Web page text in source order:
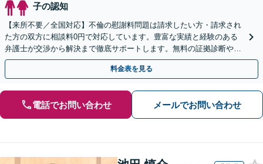
子の認知
【来所不要／全国対応】不倫の慰謝料問題は請求したい方・請求され
た方の双方に相談料0円で対応しています。豊富な実績と経験のある
弁護士が交渉から解決まで徹底サポートします。無料の証拠診断や着
手金の返還保証もありますので安心してご相談ください。
料金表を見る
電話でお問い合わせ メールでお問い合わせ